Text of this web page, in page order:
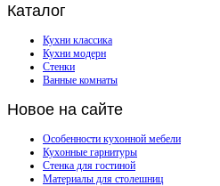
Каталог
Кухни классика
Кухни модерн
Стенки
Ванные комнаты
Новое на сайте
Особенности кухонной мебели
Кухонные гарнитуры
Стенка для гостиной
Материалы для столешниц